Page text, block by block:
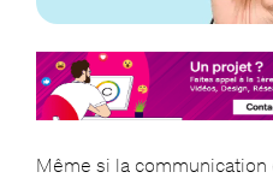
Même si la